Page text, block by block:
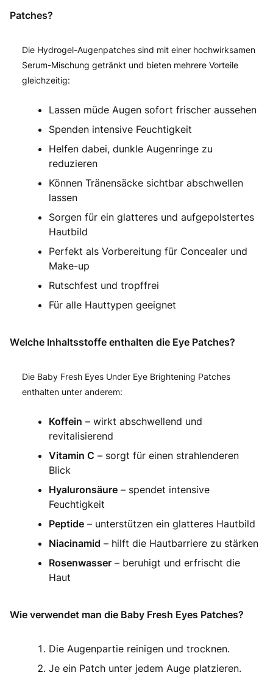
Patches?
Die Hydrogel-Augenpatches sind mit einer hochwirksamen
Serum-Mischung getränkt und bieten mehrere Vorteile
gleichzeitig:
Lassen müde Augen sofort frischer aussehen
Spenden intensive Feuchtigkeit
Helfen dabei, dunkle Augenringe zu
reduzieren
Können Tränensäcke sichtbar abschwellen
lassen
Sorgen für ein glatteres und aufgepolstertes
Hautbild
Perfekt als Vorbereitung für Concealer und
Make-up
Rutschfest und tropffrei
Für alle Hauttypen geeignet
Welche Inhaltsstoffe enthalten die Eye Patches?
Die Baby Fresh Eyes Under Eye Brightening Patches
enthalten unter anderem:
Koffein – wirkt abschwellend und
revitalisierend
Vitamin C – sorgt für einen strahlenderen
Blick
Hyaluronsäure – spendet intensive
Feuchtigkeit
Peptide – unterstützen ein glatteres Hautbild
Niacinamid – hilft die Hautbarriere zu stärken
Rosenwasser – beruhigt und erfrischt die
Haut
Wie verwendet man die Baby Fresh Eyes Patches?
Die Augenpartie reinigen und trocknen.
Je ein Patch unter jedem Auge platzieren.